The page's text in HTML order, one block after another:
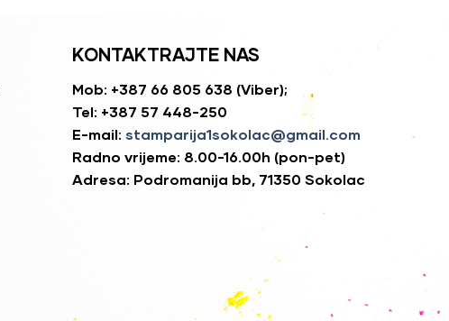
KONTAKTRAJTE NAS
Mob: +387 66 805 638 (Viber);
Tel: +387 57 448-250
E-mail: stamparija1sokolac@gmail.com
Radno vrijeme: 8.00-16.00h (pon-pet)
Adresa: Podromanija bb, 71350 Sokolac